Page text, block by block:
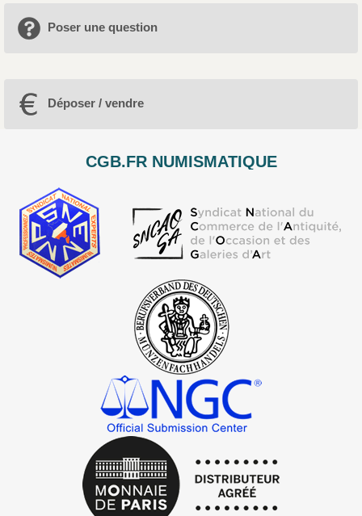
Poser une question
Déposer / vendre
CGB.FR NUMISMATIQUE